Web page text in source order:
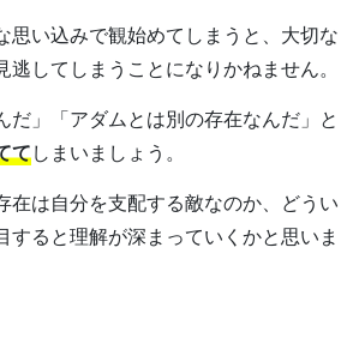
思い込みで観始めてしまうと、大切な
逃してしまうことになりかねません。
だ」「アダムとは別の存在なんだ」と
てしまいましょう。
在は自分を支配する敵なのか、どうい
すると理解が深まっていくかと思いま